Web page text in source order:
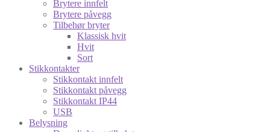
Brytere innfelt
Brytere påvegg
Tilbehør bryter
Klassisk hvit
Hvit
Sort
Stikkontakter
Stikkontakt innfelt
Stikkontakt påvegg
Stikkontakt IP44
USB
Belysning